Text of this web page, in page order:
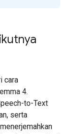
cara
4.
to-Text
serta